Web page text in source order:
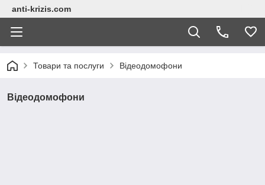
anti-krizis.com
Товари та послуги Відеодомофони
Відеодомофони